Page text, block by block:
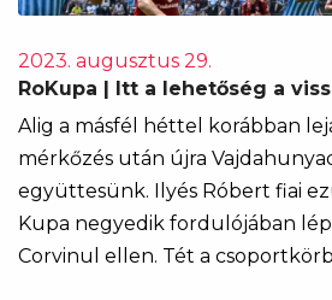
2023. augusztus 29.
RoKupa | Itt a lehetőség a
Alig a másfél héttel korábban
mérkőzés után újra
együttesünk. Ilyés Róbert fiai
Kupa negyedik fordulójában
Corvinul ellen. Tét a